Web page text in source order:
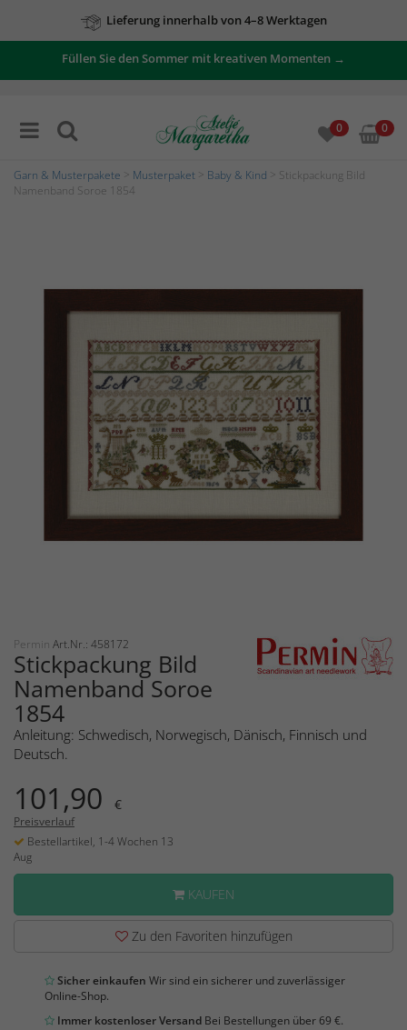
Lieferung innerhalb von 4–8 Werktagen
Füllen Sie den Sommer mit kreativen Momenten →
0 0
Garn & Musterpakete Musterpaket Baby & Kind > Stickpackung Bild
Namenband Soroe 1854
Permin Art.Nr.: 458172
Stickpackung Bild
Namenband Soroe
1854
Anleitung: Schwedisch, Norwegisch, Dänisch, Finnisch und
Deutsch.
101,90 €
Preisverlauf
Bestellartikel, 1-4 Wochen 13
Aug
KAUFEN
Zu den Favoriten hinzufügen
Sicher einkaufen Wir sind ein sicherer und zuverlässiger
Online-Shop.
Immer kostenloser Versand Bei Bestellungen über 69 €.